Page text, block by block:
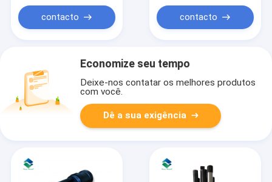
contacto contacto
Economize seu tempo
Deixe-nos contatar os melhores produtos
com você.
Dê a sua exigência